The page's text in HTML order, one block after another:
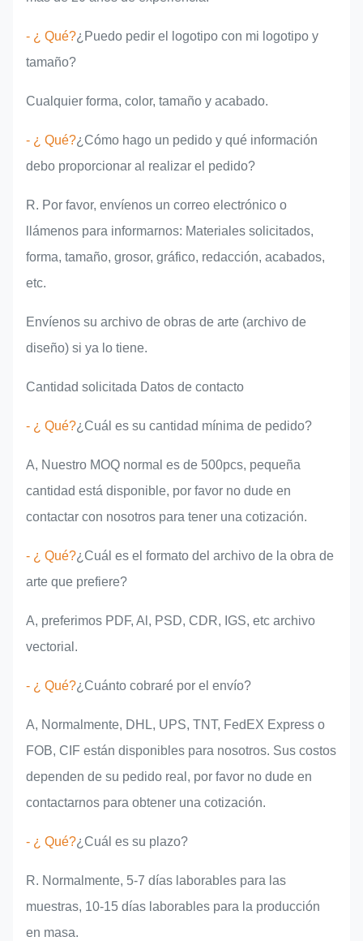
- ¿ Qué?¿Puedo pedir el logotipo con mi logotipo y
tamaño?
Cualquier forma, color, tamaño y acabado.
- ¿ Qué?¿Cómo hago un pedido y qué información
debo proporcionar al realizar el pedido?
R. Por favor, envíenos un correo electrónico o
llámenos para informarnos: Materiales solicitados,
forma, tamaño, grosor, gráfico, redacción, acabados,
etc.
Envíenos su archivo de obras de arte (archivo de
diseño) si ya lo tiene.
Cantidad solicitada Datos de contacto
- ¿ Qué?¿Cuál es su cantidad mínima de pedido?
A, Nuestro MOQ normal es de 500pcs, pequeña
cantidad está disponible, por favor no dude en
contactar con nosotros para tener una cotización.
- ¿ Qué?¿Cuál es el formato del archivo de la obra de
arte que prefiere?
A, preferimos PDF, Al, PSD, CDR, IGS, etc archivo
vectorial.
- ¿ Qué?¿Cuánto cobraré por el envío?
A, Normalmente, DHL, UPS, TNT, FedEX Express o
FOB, CIF están disponibles para nosotros. Sus costos
dependen de su pedido real, por favor no dude en
contactarnos para obtener una cotización.
- ¿ Qué?¿Cuál es su plazo?
R. Normalmente, 5-7 días laborables para las
muestras, 10-15 días laborables para la producción
en masa.